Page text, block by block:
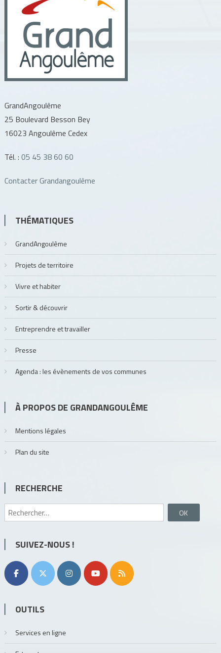
GrandAngoulême
25 Boulevard Besson Bey
16023 Angoulême Cedex
Tél. : 05 45 38 60 60
Contacter Grandangoulême
THÉMATIQUES
GrandAngoulême
Projets de territoire
Vivre et habiter
Sortir & découvrir
Entreprendre et travailler
Presse
Agenda : les évènements de vos communes
À PROPOS DE GRANDANGOULÊME
Mentions légales
Plan du site
RECHERCHE
Rechercher :
SUIVEZ-NOUS !
OUTILS
Services en ligne